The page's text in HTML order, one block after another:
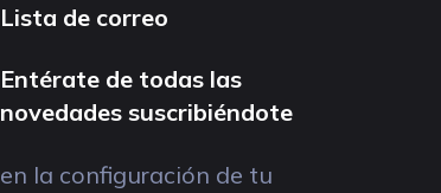
Lista de correo
Entérate de todas las
novedades suscribiéndote
en la configuración de tu